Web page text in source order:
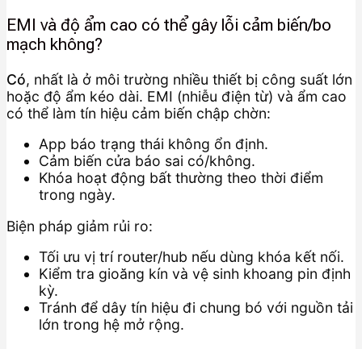
EMI và độ ẩm cao có thể gây lỗi cảm biến/bo
mạch không?
Có, nhất là ở môi trường nhiều thiết bị công suất lớn
hoặc độ ẩm kéo dài. EMI (nhiễu điện từ) và ẩm cao
có thể làm tín hiệu cảm biến chập chờn:
App báo trạng thái không ổn định.
Cảm biến cửa báo sai có/không.
Khóa hoạt động bất thường theo thời điểm
trong ngày.
Biện pháp giảm rủi ro:
Tối ưu vị trí router/hub nếu dùng khóa kết nối.
Kiểm tra gioăng kín và vệ sinh khoang pin định
kỳ.
Tránh để dây tín hiệu đi chung bó với nguồn tải
lớn trong hệ mở rộng.